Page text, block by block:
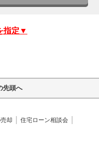
指定▼
先頭へ
却
住宅ローン相談会